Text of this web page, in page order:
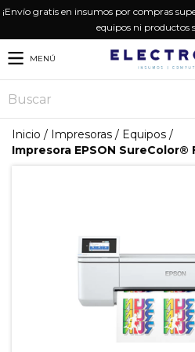
¡Envío gratis en insumos por compras
equipos ni productos
MENÚ
Inicio / Impresoras / Equipos /
Impresora EPSON